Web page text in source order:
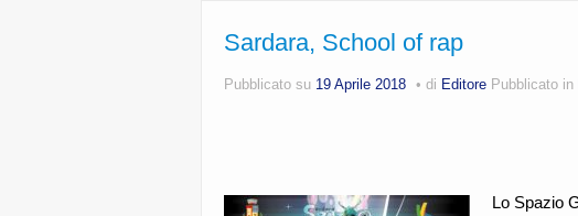
Sardara, School of rap
Pubblicato su 19 Aprile 2018 di Editore Pubblicato in
Lo Spazio